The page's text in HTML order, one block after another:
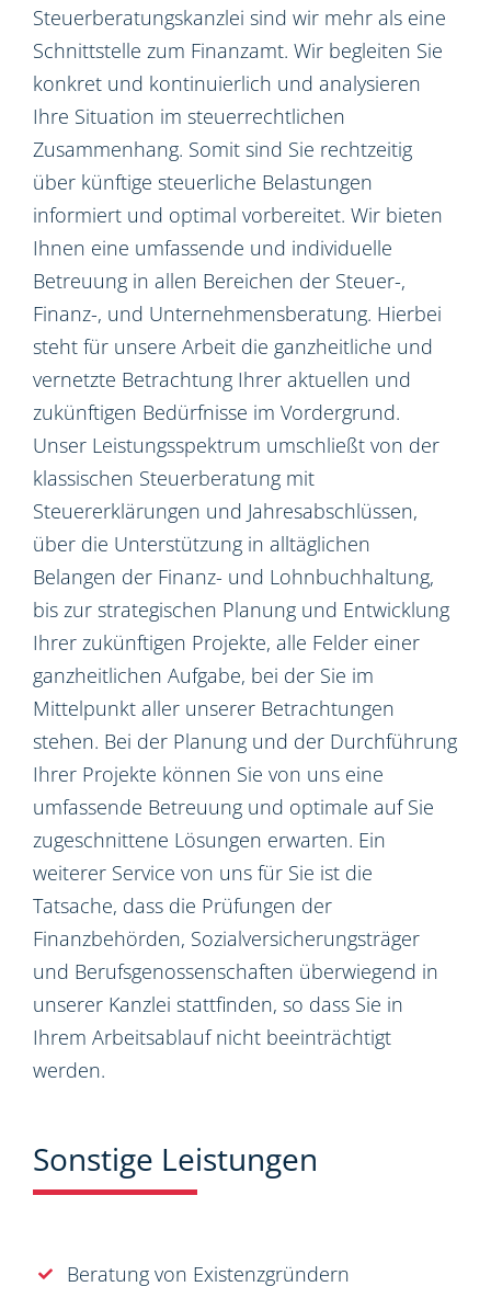
Steuerberatungskanzlei sind wir mehr als eine
Schnittstelle zum Finanzamt. Wir begleiten Sie
konkret und kontinuierlich und analysieren
Ihre Situation im steuerrechtlichen
Zusammenhang. Somit sind Sie rechtzeitig
über künftige steuerliche Belastungen
informiert und optimal vorbereitet. Wir bieten
Ihnen eine umfassende und individuelle
Betreuung in allen Bereichen der Steuer-,
Finanz-, und Unternehmensberatung. Hierbei
steht für unsere Arbeit die ganzheitliche und
vernetzte Betrachtung Ihrer aktuellen und
zukünftigen Bedürfnisse im Vordergrund.
Unser Leistungsspektrum umschließt von der
klassischen Steuerberatung mit
Steuererklärungen und Jahresabschlüssen,
über die Unterstützung in alltäglichen
Belangen der Finanz- und Lohnbuchhaltung,
bis zur strategischen Planung und Entwicklung
Ihrer zukünftigen Projekte, alle Felder einer
ganzheitlichen Aufgabe, bei der Sie im
Mittelpunkt aller unserer Betrachtungen
stehen. Bei der Planung und der Durchführung
Ihrer Projekte können Sie von uns eine
umfassende Betreuung und optimale auf Sie
zugeschnittene Lösungen erwarten. Ein
weiterer Service von uns für Sie ist die
Tatsache, dass die Prüfungen der
Finanzbehörden, Sozialversicherungsträger
und Berufsgenossenschaften überwiegend in
unserer Kanzlei stattfinden, so dass Sie in
Ihrem Arbeitsablauf nicht beeinträchtigt
werden.
Sonstige Leistungen
Beratung von Existenzgründern